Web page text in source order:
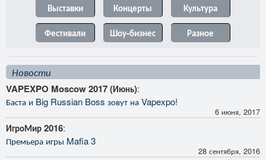
Выставки Концерты
Культура
Фестивали
Шоу-бизнес Разное
Новости
VAPEXPO Moscow 2017 (Июнь):
Баста и Big Russian Boss зовут на Vapexpo!
6 июня, 2017
ИгроМир 2016:
Премьера игры Mafia 3
28 сентября, 2016